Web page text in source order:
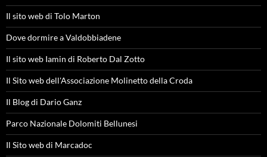
Il sito web di Tolo Marton
Dove dormire a Valdobbiadene
Il sito web Iamin di Roberto Dal Zotto
Il Sito web dell'Associazione Molinetto della Croda
Il Blog di Dario Ganz
Parco Nazionale Dolomiti Bellunesi
Il Sito web di Marcadoc